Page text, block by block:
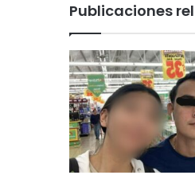
Publicaciones